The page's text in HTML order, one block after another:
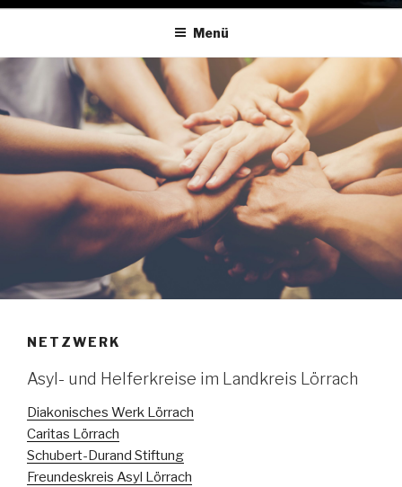
Menü
NETZWERK
Asyl- und Helferkreise im Landkreis Lörrach
Diakonisches Werk Lörrach
Caritas Lörrach
Schubert-Durand Stiftung
Freundeskreis Asyl Lörrach